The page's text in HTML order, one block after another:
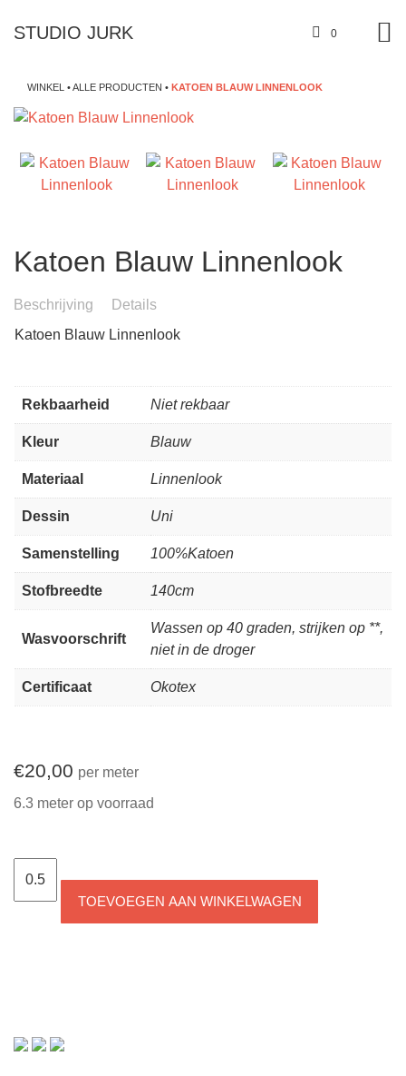
STUDIO JURK 0
WINKEL •ALLE PRODUCTEN • KATOEN BLAUW LINNENLOOK
Katoen Blauw Linnenlook
Beschrijving
Details
Katoen Blauw Linnenlook
Rekbaarheid Niet rekbaar
Kleur Blauw
Materiaal Linnenlook
Dessin Uni
Samenstelling 100%Katoen
Stofbreedte 140cm
Wasvoorschrift
Wassen op 40 graden, strijken op **,
niet in de droger
Certificaat Okotex
€20,00 per meter
6.3 meter op voorraad
Blauw
Linnenlook
TOEVOEGEN AAN WINKELWAGEN